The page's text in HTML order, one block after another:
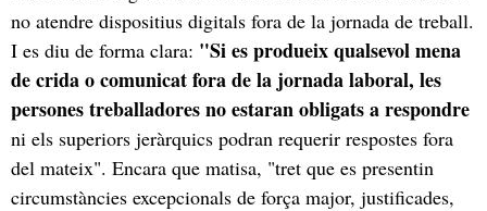
no atendre dispositius digitals fora de la jornada de treball.
I es diu de forma clara: "Si es produeix qualsevol mena
de crida o comunicat fora de la jornada laboral, les
persones treballadores no estaran obligats a respondre
ni els superiors jeràrquics podran requerir respostes fora
del mateix". Encara que matisa, "tret que es presentin
circumstàncies excepcionals de força major, justificades,